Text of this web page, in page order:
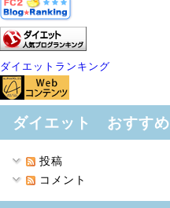
ダイエットランキング
ダイエット おすすめ
投稿
コメント